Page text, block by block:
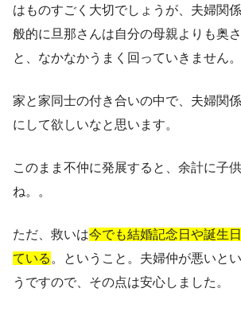
はものすごく大切でしょうが、夫婦関
般的に旦那さんは自分の母親よりも奥
と、なかなかうまく回っていきません。
家と家同士の付き合いの中で、夫婦関
にして欲しいなと思います。
このまま不仲に発展すると、余計に子
ね。。
ただ、救いは今でも結婚記念日や誕生
ている 。ということ。夫婦仲が悪いと
うですので、その点は安心しました。